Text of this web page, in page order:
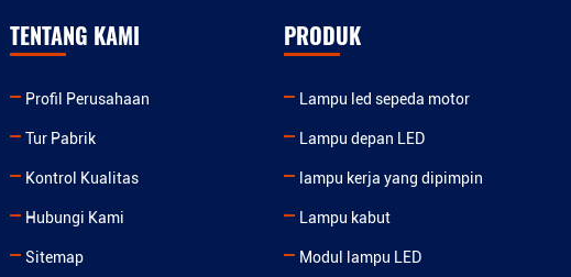
TENTANG KAMI
Profil Perusahaan
Tur Pabrik
Kontrol Kualitas
Hubungi Kami
Sitemap
PRODUK
Lampu led sepeda motor
Lampu depan LED
lampu kerja yang dipimpin
Lampu kabut
Modul lampu LED